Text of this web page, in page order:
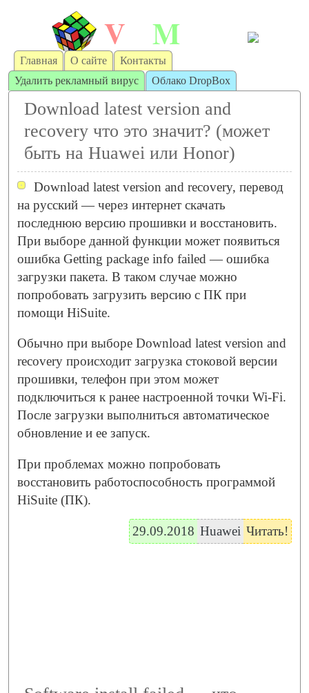
V Machine
Главная О сайте
Контакты
Удалить рекламный вирус
Облако DropBox
Download latest version and
recovery что это значит? (может
быть на Huawei или Honor)
Download latest version and recovery, перевод
на русский — через интернет скачать
последнюю версию прошивки и восстановить.
При выборе данной функции может появиться
ошибка Getting package info failed — ошибка
загрузки пакета. В таком случае можно
попробовать загрузить версию с ПК при
помощи HiSuite.
Обычно при выборе Download latest version and
recovery происходит загрузка стоковой версии
прошивки, телефон при этом может
подключиться к ранее настроенной точки Wi-Fi.
После загрузки выполниться автоматическое
обновление и ее запуск.
При проблемах можно попробовать
восстановить работоспособность программой
HiSuite (ПК).
Читать!
Huawei
29.09.2018